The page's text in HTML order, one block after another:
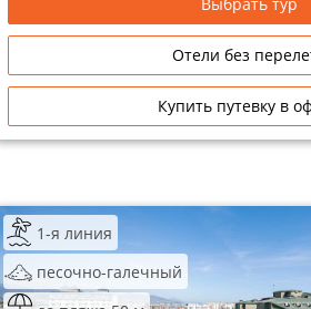
Отели без
Купить путевку в
1-я линия
песочно-галечный